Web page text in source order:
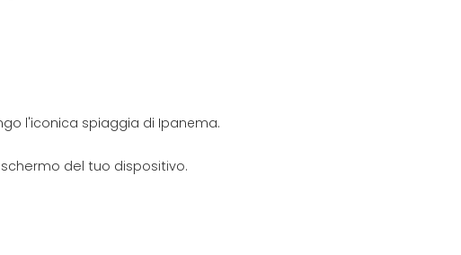
l'iconica spiaggia di Ipanema.
del tuo dispositivo.